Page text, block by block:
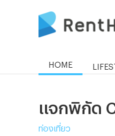
HOME
แจกพิกัด
ท่องเที่ยว